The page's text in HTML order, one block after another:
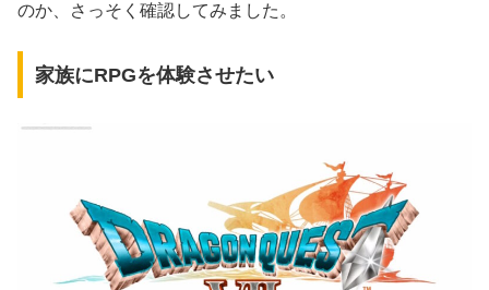
のか、さっそく確認してみました。
家族にRPGを体験させたい